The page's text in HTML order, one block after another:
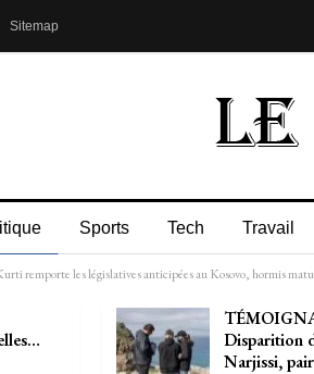
Sitemap
Sports Tech Travail
remporte les législatives anticipées au Kosovo, hormis
Disparition
Narjissi,